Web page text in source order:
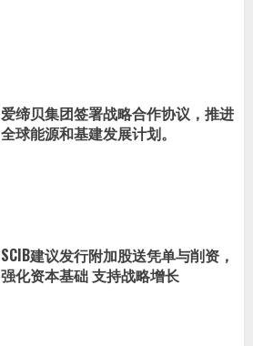
爱缔贝集团签署战略合作协议，推进
全球能源和基建发展计划。
SCIB建议发行附加股送凭单与削资，
强化资本基础 支持战略增长